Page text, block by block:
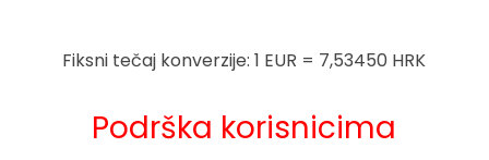
Fiksni tečaj konverzije: 1 EUR = 7,53450 HRK
Podrška korisnicima